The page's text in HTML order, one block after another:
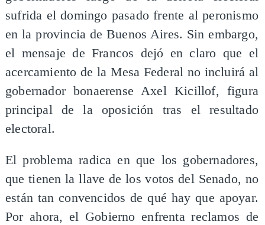
sufrida el domingo pasado frente al peronismo
en la provincia de Buenos Aires. Sin embargo,
el mensaje de Francos dejó en claro que el
acercamiento de la Mesa Federal no incluirá al
gobernador bonaerense Axel Kicillof, figura
principal de la oposición tras el resultado
electoral.
El problema radica en que los gobernadores,
que tienen la llave de los votos del Senado, no
están tan convencidos de qué hay que apoyar.
Por ahora, el Gobierno enfrenta reclamos de